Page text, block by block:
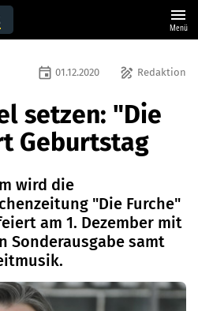
menu
Menü
draw Redaktion
event 01.12.2020
setzen: "Die
Geburtstag
wird die
"Die Furche"
am 1. Dezember mit
Sonderausgabe samt